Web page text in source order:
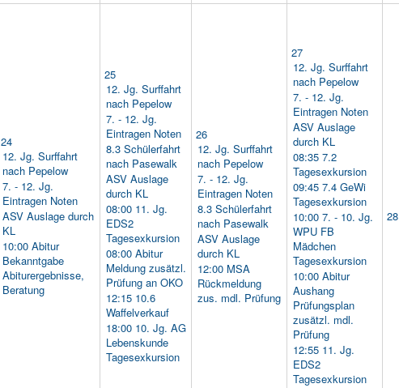
24
12. Jg. Surffahrt
nach Pepelow
7. - 12. Jg.
Eintragen Noten
ASV Auslage durch
KL
10:00 Abitur
Bekanntgabe
Abiturergebnisse,
Beratung
25
12. Jg. Surffahrt
nach Pepelow
7. - 12. Jg.
Eintragen Noten
8.3 Schülerfahrt
nach Pasewalk
ASV Auslage
durch KL
08:00 11. Jg.
EDS2
Tagesexkursion
08:00 Abitur
Meldung zusätzl.
Prüfung an OKO
12:15 10.6
Waffelverkauf
18:00 10. Jg. AG
Lebenskunde
Tagesexkursion
26
12. Jg. Surffahrt
nach Pepelow
7. - 12. Jg.
Eintragen Noten
8.3 Schülerfahrt
nach Pasewalk
ASV Auslage
durch KL
12:00 MSA
Rückmeldung
zus. mdl. Prüfung
27
12. Jg. Surffahrt
nach Pepelow
7. - 12. Jg.
Eintragen Noten
ASV Auslage
durch KL
08:35 7.2
Tagesexkursion
09:45 7.4 GeWi
Tagesexkursion
10:00 7. - 10. Jg.
WPU FB
Mädchen
Tagesexkursion
10:00 Abitur
Aushang
Prüfungsplan
zusätzl. mdl.
Prüfung
12:55 11. Jg.
EDS2
Tagesexkursion
28